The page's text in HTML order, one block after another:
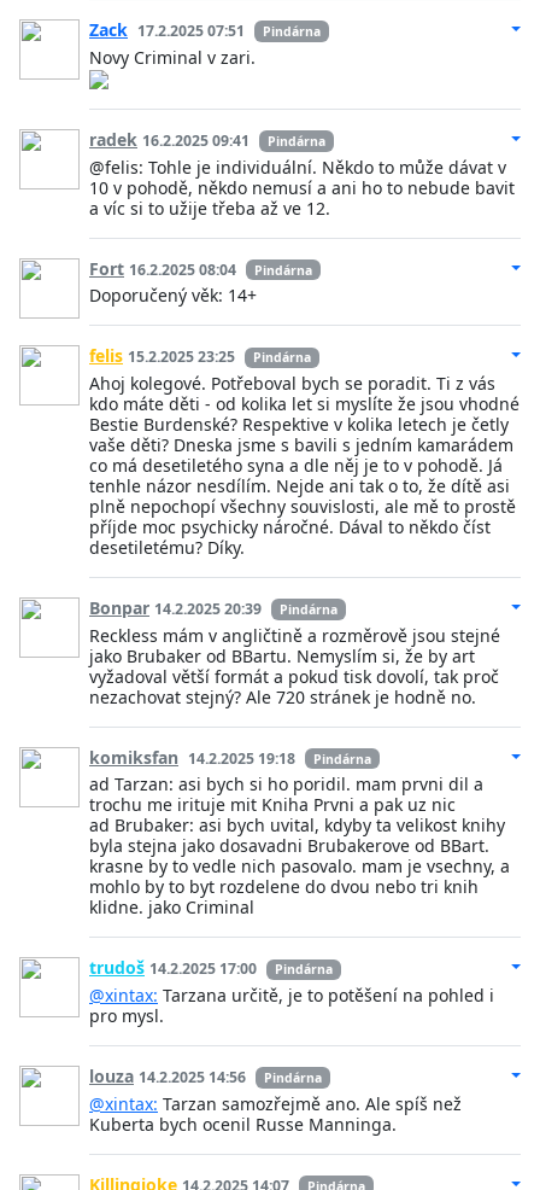
Zack 17.2.2025 07:51 Pindárna
Novy Criminal v zari.
radek 16.2.2025 09:41 Pindárna
@felis: Tohle je individuální. Někdo to může dávat v
10 v pohodě, někdo nemusí a ani ho to nebude bavit
a víc si to užije třeba až ve 12.
Fort 16.2.2025 08:04 Pindárna
Doporučený věk: 14+
felis 15.2.2025 23:25 Pindárna
Ahoj kolegové. Potřeboval bych se poradit. Ti z vás
kdo máte děti - od kolika let si myslíte že jsou vhodné
Bestie Burdenské? Respektive v kolika letech je četly
vaše děti? Dneska jsme s bavili s jedním kamarádem
co má desetiletého syna a dle něj je to v pohodě. Já
tenhle názor nesdílím. Nejde ani tak o to, že dítě asi
plně nepochopí všechny souvislosti, ale mě to prostě
příjde moc psychicky náročné. Dával to někdo číst
desetiletému? Díky.
Bonpar 14.2.2025 20:39 Pindárna
Reckless mám v angličtině a rozměrově jsou stejné
jako Brubaker od BBartu. Nemyslím si, že by art
vyžadoval větší formát a pokud tisk dovolí, tak proč
nezachovat stejný? Ale 720 stránek je hodně no.
komiksfan 14.2.2025 19:18 Pindárna
ad Tarzan: asi bych si ho poridil. mam prvni dil a
trochu me irituje mit Kniha Prvni a pak uz nic
ad Brubaker: asi bych uvital, kdyby ta velikost knihy
byla stejna jako dosavadni Brubakerove od BBart.
krasne by to vedle nich pasovalo. mam je vsechny, a
mohlo by to byt rozdelene do dvou nebo tri knih
klidne. jako Criminal
trudoš 14.2.2025 17:00 Pindárna
@xintax: Tarzana určitě, je to potěšení na pohled i
pro mysl.
louza 14.2.2025 14:56 Pindárna
@xintax: Tarzan samozřejmě ano. Ale spíš než
Kuberta bych ocenil Russe Manninga.
Killingjoke 14.2.2025 14:07 Pindárna